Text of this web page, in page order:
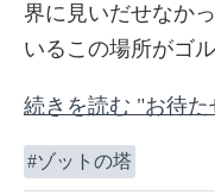
界に見いだせなか
いるこの場所がゴ
続きを読む "お待た
ゾットの塔